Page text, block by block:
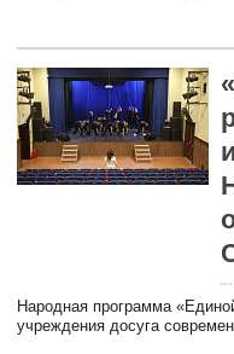
Народная программа
учреждения досуга